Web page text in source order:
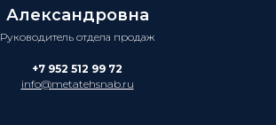
Александровна
Руководитель отдела продаж
+7 952 512 99 72
info@metatehsnab.ru